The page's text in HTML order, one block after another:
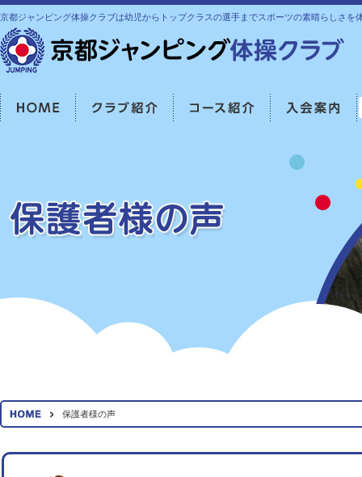
京都ジャンピング体操クラブは幼児からトップクラスの選手までスポーツの素晴らしさを
HOME クラブ紹介 コース紹介
保護者様の声